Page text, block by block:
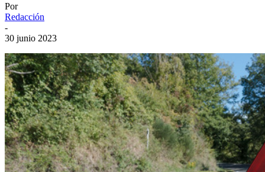
Por
Redacción
-
30 junio 2023